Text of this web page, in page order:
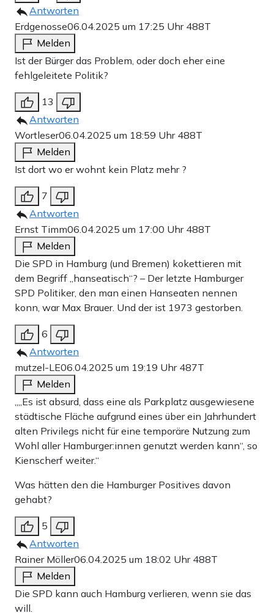
Antworten
Erdgenosse06.04.2025 um 17:25 Uhr 488T
Melden
Ist der Bürger das Problem, oder doch eher eine
fehlgeleitete Politik?
13
Antworten
Wortleser06.04.2025 um 18:59 Uhr 488T
Melden
Ist dort wo er wohnt kein Platz mehr ?
7
Antworten
Ernst Timm06.04.2025 um 17:00 Uhr 488T
Melden
Die SPD in Hamburg (und Bremen) kokettieren mit
dem Begriff „hanseatisch“? – Der letzte Hamburger
SPD Politiker, den man einen Hanseaten nennen
konn, war Max Brauer. Und der ist 1973 gestorben.
6
Antworten
mutzel-LE06.04.2025 um 19:19 Uhr 487T
Melden
„„Es ist absurd, dass eine als Parkplatz ausgewiesene
städtische Fläche aufgrund eines über ein Jahrhundert
alten Privilegs nicht für eine temporäre Nutzung zum
Wohl aller Hamburger:innen genutzt werden kann“, so
Kienscherf weiter.“
Was hätten den die Hamburger Positives davon
gehabt?
5
Antworten
Rainer Möller06.04.2025 um 18:02 Uhr 488T
Melden
Die SPD kann auch Hamburg verlieren, wenn sie das
will.